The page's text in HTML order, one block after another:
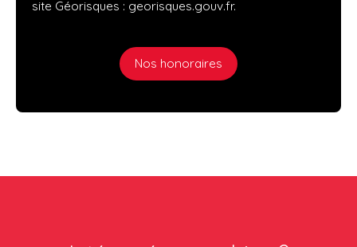
site Géorisques : georisques.gouv.fr.
Nos honoraires